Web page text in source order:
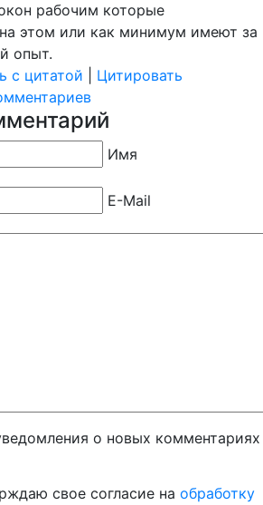
рабочим которые
этом или как минимум имеют за
опыт.
с цитатой
Цитировать
Имя
E-Mail
о новых комментариях
свое согласие на обработку